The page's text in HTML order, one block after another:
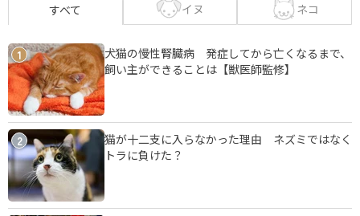
すべて イヌ ネコ
1
犬猫の慢性腎臓病 発症してから亡くなるまで、
飼い主ができることは【獣医師監修】
2
猫が十二支に入らなかった理由 ネズミではなく
トラに負けた？